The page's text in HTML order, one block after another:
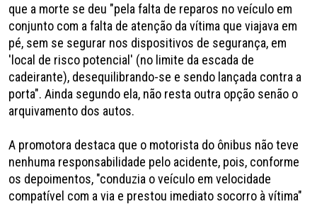
que a morte se deu "pela falta de reparos no veículo em
conjunto com a falta de atenção da vítima que viajava em
pé, sem se segurar nos dispositivos de segurança, em
'local de risco potencial' (no limite da escada de
cadeirante), desequilibrando-se e sendo lançada contra a
porta". Ainda segundo ela, não resta outra opção senão o
arquivamento dos autos.
A promotora destaca que o motorista do ônibus não teve
nenhuma responsabilidade pelo acidente, pois, conforme
os depoimentos, "conduzia o veículo em velocidade
compatível com a via e prestou imediato socorro à vítima"